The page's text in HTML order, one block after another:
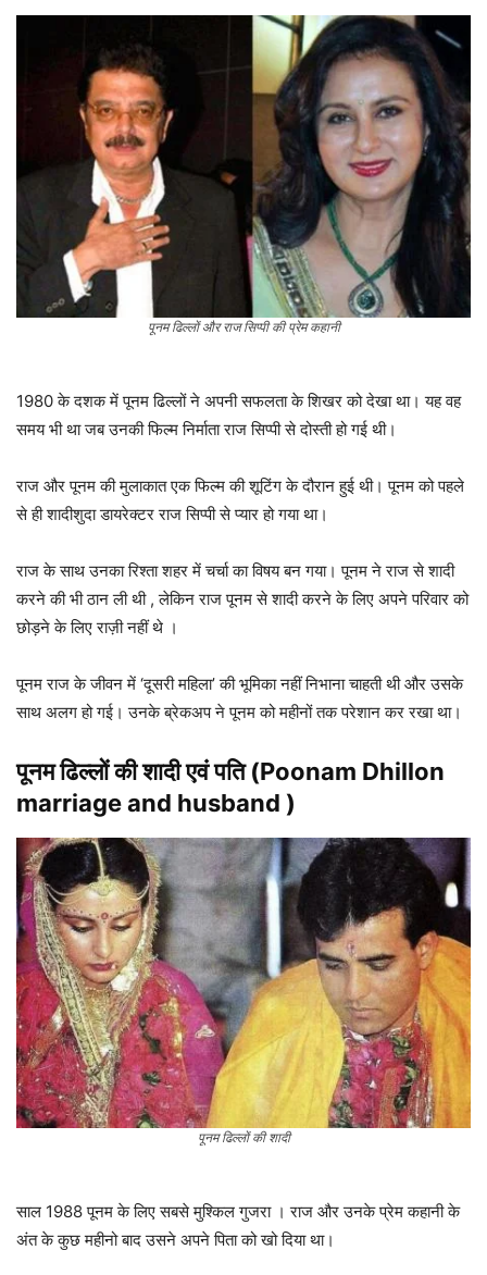
पूनम ढिल्लों और राज सिप्पी की प्रेम कहानी
1980 के दशक में पूनम ढिल्लों ने अपनी सफलता के शिखर को देखा था। यह वह
समय भी था जब उनकी फिल्म निर्माता राज सिप्पी से दोस्ती हो गई थी।
राज और पूनम की मुलाकात एक फिल्म की शूटिंग के दौरान हुई थी। पूनम को पहले
से ही शादीशुदा डायरेक्टर राज सिप्पी से प्यार हो गया था।
राज के साथ उनका रिश्ता शहर में चर्चा का विषय बन गया। पूनम ने राज से शादी
करने की भी ठान ली थी , लेकिन राज पूनम से शादी करने के लिए अपने परिवार को
छोड़ने के लिए राज़ी नहीं थे ।
पूनम राज के जीवन में ‘दूसरी महिला’ की भूमिका नहीं निभाना चाहती थी और उसके
साथ अलग हो गई। उनके ब्रेकअप ने पूनम को महीनों तक परेशान कर रखा था।
पूनम ढिल्लोंकी शादी एवं पति (Poonam Dhillon
marriage and husband )
पूनम ढिल्लों की शादी
साल 1988 पूनम के लिए सबसे मुश्किल गुजरा । राज और उनके प्रेम कहानी के
अंत के कुछ महीनो बाद उसने अपने पिता को खो दिया था।